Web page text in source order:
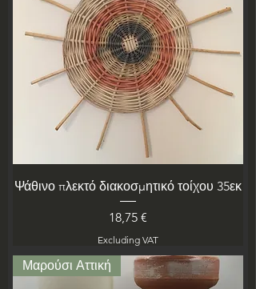
Ψάθινο πλεκτό διακοσμητικό τοίχου 35εκ
Price
18,75 €
Excluding VAT
Μαρούσι Αττική